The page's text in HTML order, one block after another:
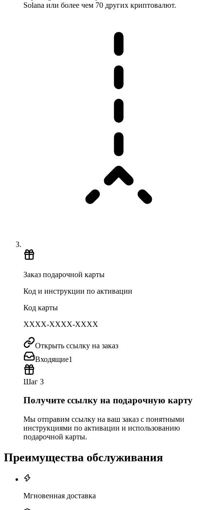
Solana или более чем 70 других криптовалют.
Заказ подарочной карты
Код и инструкции по активации
Код карты
XXXX-XXXX-XXXX
Открыть ссылку на заказ
Входящие1
Шаг 3
Получите ссылку на подарочную карту
Мы отправим ссылку на ваш заказ с понятными
инструкциями по активации и использованию
подарочной карты.
Преимущества обслуживания
Мгновенная доставка